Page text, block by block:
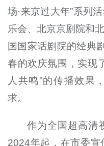
场·来京过大年”系列
乐会、北京京剧院和
国国家话剧院的经典
春的欢庆氛围，实现
人共鸣”的传播效果
求。
作为全国超高清
2024年起，在市委